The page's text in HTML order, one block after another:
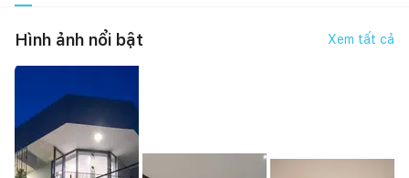
Hình ảnh nổi bật Xem tất cả